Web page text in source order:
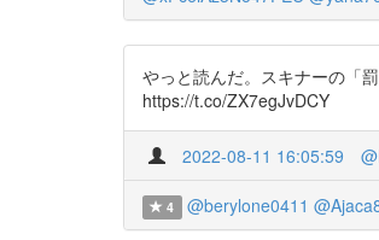
やっと読んだ。スキナーの「
https://t.co/ZX7egJvDCY
2022-08-11 16:05:59
4 @berylone0411